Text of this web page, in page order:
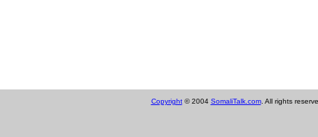
Copyright© 2004 SomaliTalk.com. All rights